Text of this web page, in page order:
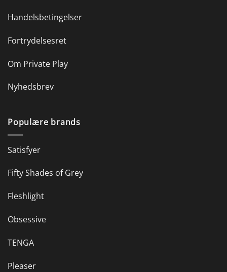
Handelsbetingelser
Fortrydelsesret
Om Private Play
Nyhedsbrev
Populære brands
Satisfyer
Fifty Shades of Grey
Fleshlight
Obsessive
TENGA
Pleaser